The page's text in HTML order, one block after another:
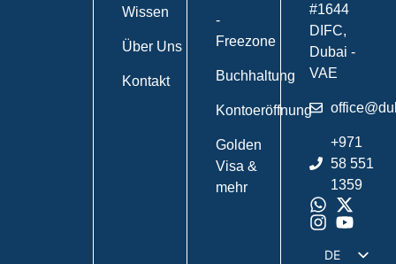
Wissen
Über Uns
Kontakt
-
Freezone
Buchhaltung
Kontoeröffnung
Golden
Visa &
mehr
#1644
DIFC,
Dubai -
VAE
+971
58 551
1359
DE